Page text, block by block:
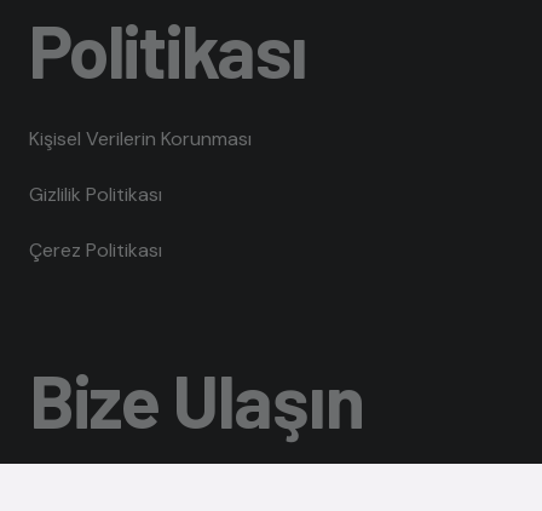
Politikası
Kişisel Verilerin Korunması
Gizlilik Politikası
Çerez Politikası
Bize Ulaşın